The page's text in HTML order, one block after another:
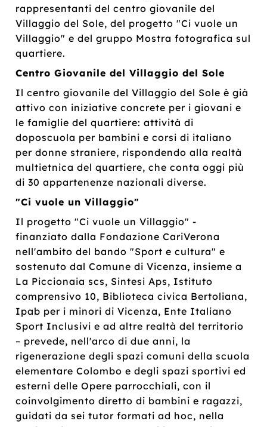
rappresentanti del centro giovanile del
Villaggio del Sole, del progetto "Ci vuole un
Villaggio" e del gruppo Mostra fotografica sul
quartiere.
Centro Giovanile del Villaggio del Sole
Il centro giovanile del Villaggio del Sole è già
attivo con iniziative concrete per i giovani e
le famiglie del quartiere: attività di
doposcuola per bambini e corsi di italiano
per donne straniere, rispondendo alla realtà
multietnica del quartiere, che conta oggi più
di 30 appartenenze nazionali diverse.
"Ci vuole un Villaggio"
Il progetto "Ci vuole un Villaggio" -
finanziato dalla Fondazione CariVerona
nell'ambito del bando "Sport e cultura" e
sostenuto dal Comune di Vicenza, insieme a
La Piccionaia scs, Sintesi Aps, Istituto
comprensivo 10, Biblioteca civica Bertoliana,
Ipab per i minori di Vicenza, Ente Italiano
Sport Inclusivi e ad altre realtà del territorio
– prevede, nell'arco di due anni, la
rigenerazione degli spazi comuni della scuola
elementare Colombo e degli spazi sportivi ed
esterni delle Opere parrocchiali, con il
coinvolgimento diretto di bambini e ragazzi,
guidati da sei tutor formati ad hoc, nella